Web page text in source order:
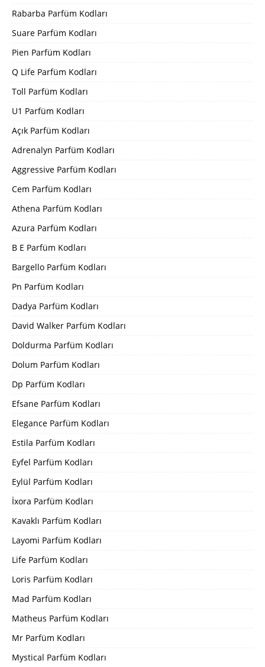
Rabarba Parfüm Kodları
Suare Parfüm Kodları
Pien Parfüm Kodları
Q Life Parfüm Kodları
Toll Parfüm Kodları
U1 Parfüm Kodları
Açık Parfüm Kodları
Adrenalyn Parfüm Kodları
Aggressive Parfüm Kodları
Cem Parfüm Kodları
Athena Parfüm Kodları
Azura Parfüm Kodları
B E Parfüm Kodları
Bargello Parfüm Kodları
Pn Parfüm Kodları
Dadya Parfüm Kodları
David Walker Parfüm Kodları
Doldurma Parfüm Kodları
Dolum Parfüm Kodları
Dp Parfüm Kodları
Efsane Parfüm Kodları
Elegance Parfüm Kodları
Estila Parfüm Kodları
Eyfel Parfüm Kodları
Eylül Parfüm Kodları
İxora Parfüm Kodları
Kavaklı Parfüm Kodları
Layomi Parfüm Kodları
Life Parfüm Kodları
Loris Parfüm Kodları
Mad Parfüm Kodları
Matheus Parfüm Kodları
Mr Parfüm Kodları
Mystical Parfüm Kodları